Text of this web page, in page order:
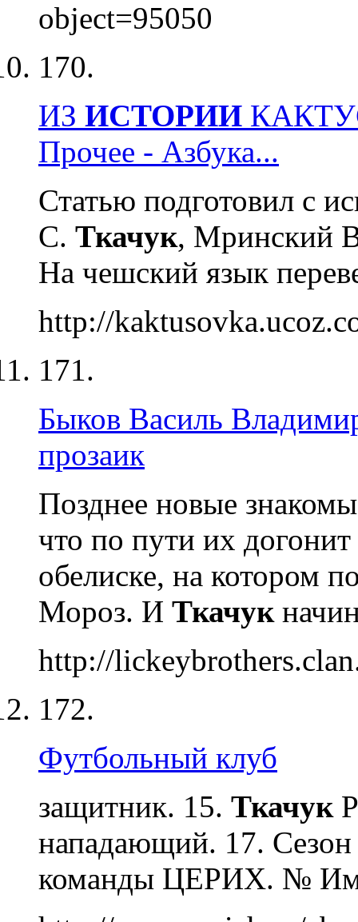
object=95050
170.
ИЗ ИСТОРИИ
Прочее - Азбука...
Статью подготовил с
С. Ткачук, Мринский
На чешский язык
http://
171.
Быков Василь
прозаик
Позднее новые
что по пути их догонит
обелиске, на котором
Мороз. И Ткачук
http://
172.
Футбольный клуб
защитник. 15. Ткачук
нападающий. 17.
команды ЦЕРИХ. №